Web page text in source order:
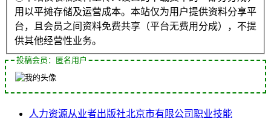
用以平摊存储及运营成本。本站仅为用户提供资料分享平
台，且会员之间资料免费共享（平台无费用分成），不提
供其他经营性业务。
投稿会员：匿名用户
人力资源从业者出版社北京市有限公司职业技能